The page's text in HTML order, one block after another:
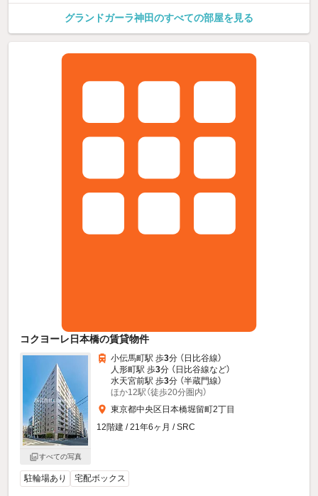
グランドガーラ神田のすべての部屋を見る
コクヨーレ日本橋の賃貸物件
すべての写真
小伝馬町駅 歩3分 （日比谷線）
人形町駅 歩3分 （日比谷線など）
水天宮前駅 歩3分 （半蔵門線）
ほか12駅（徒歩20分圏内）
東京都中央区日本橋堀留町2丁目
12階建 / 21年6ヶ月 / SRC
駐輪場あり 宅配ボックス